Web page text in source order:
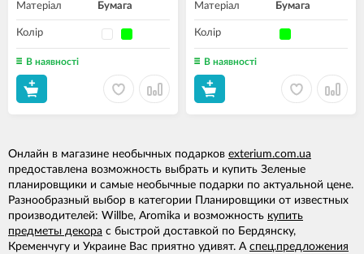
Матеріал Бумага
Колір
В наявності
Матеріал Бумага
Колір
В наявності
Онлайн в магазине необычных подарков exterium.com.ua
предоставлена возможность выбрать и купить Зеленые
планировщики и самые необычные подарки по актуальной цене.
Разнообразный выбор в категории Планировщики от известных
производителей: Willbe, Aromika и возможность купить
предметы декора с быстрой доставкой по Бердянску,
Кременчугу и Украине Вас приятно удивят. А спец.предложения